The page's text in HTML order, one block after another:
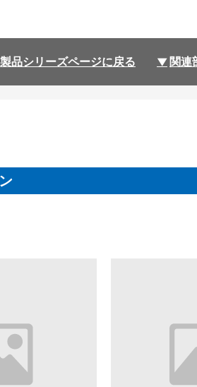
製品シリーズページに戻る 関連